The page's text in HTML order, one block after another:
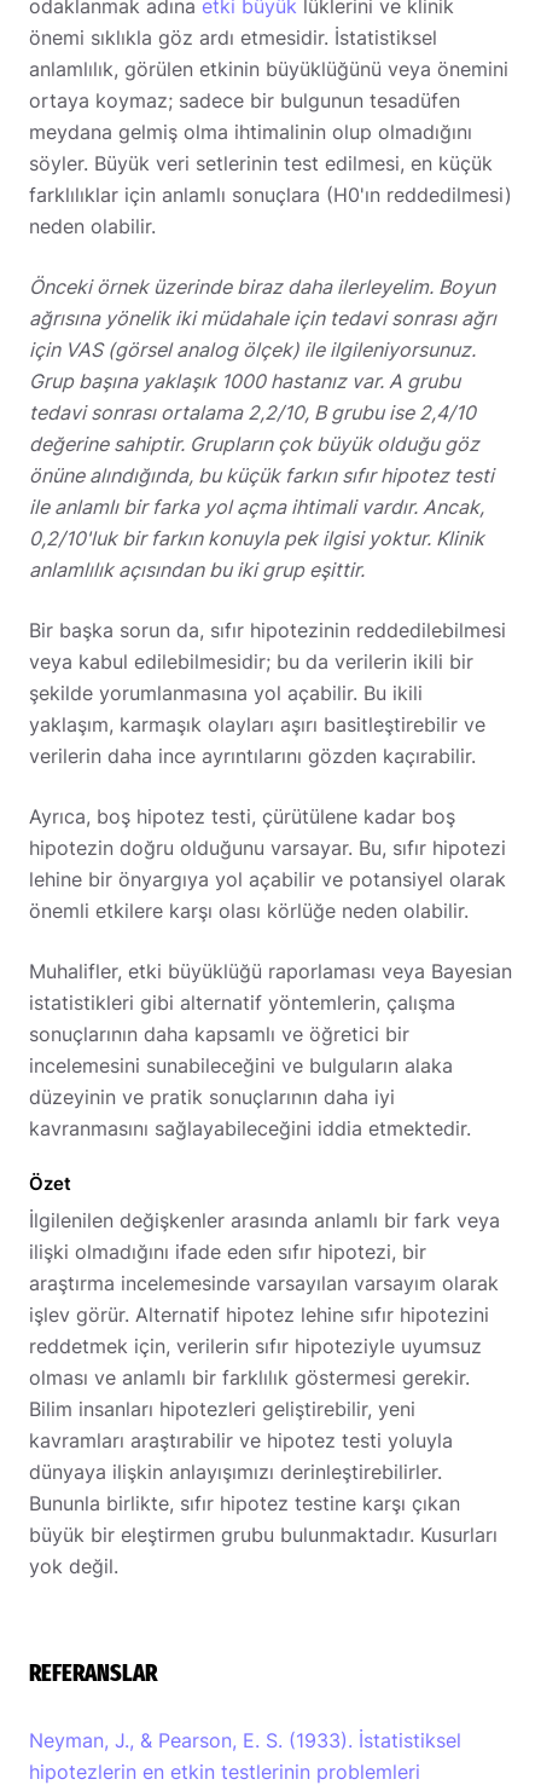
odaklanmak adına etki büyük lüklerini ve klinik
önemi sıklıkla göz ardı etmesidir. İstatistiksel
anlamlılık, görülen etkinin büyüklüğünü veya önemini
ortaya koymaz; sadece bir bulgunun tesadüfen
meydana gelmiş olma ihtimalinin olup olmadığını
söyler. Büyük veri setlerinin test edilmesi, en küçük
farklılıklar için anlamlı sonuçlara (H0'ın reddedilmesi)
neden olabilir.
Önceki örnek üzerinde biraz daha ilerleyelim. Boyun
ağrısına yönelik iki müdahale için tedavi sonrası ağrı
için VAS (görsel analog ölçek) ile ilgileniyorsunuz.
Grup başına yaklaşık 1000 hastanız var. A grubu
tedavi sonrası ortalama 2,2/10, B grubu ise 2,4/10
değerine sahiptir. Grupların çok büyük olduğu göz
önüne alındığında, bu küçük farkın sıfır hipotez testi
ile anlamlı bir farka yol açma ihtimali vardır. Ancak,
0,2/10'luk bir farkın konuyla pek ilgisi yoktur. Klinik
anlamlılık açısından bu iki grup eşittir.
Bir başka sorun da, sıfır hipotezinin reddedilebilmesi
veya kabul edilebilmesidir; bu da verilerin ikili bir
şekilde yorumlanmasına yol açabilir. Bu ikili
yaklaşım, karmaşık olayları aşırı basitleştirebilir ve
verilerin daha ince ayrıntılarını gözden kaçırabilir.
Ayrıca, boş hipotez testi, çürütülene kadar boş
hipotezin doğru olduğunu varsayar. Bu, sıfır hipotezi
lehine bir önyargıya yol açabilir ve potansiyel olarak
önemli etkilere karşı olası körlüğe neden olabilir.
Muhalifler, etki büyüklüğü raporlaması veya Bayesian
istatistikleri gibi alternatif yöntemlerin, çalışma
sonuçlarının daha kapsamlı ve öğretici bir
incelemesini sunabileceğini ve bulguların alaka
düzeyinin ve pratik sonuçlarının daha iyi
kavranmasını sağlayabileceğini iddia etmektedir.
Özet
İlgilenilen değişkenler arasında anlamlı bir fark veya
ilişki olmadığını ifade eden sıfır hipotezi, bir
araştırma incelemesinde varsayılan varsayım olarak
işlev görür. Alternatif hipotez lehine sıfır hipotezini
reddetmek için, verilerin sıfır hipoteziyle uyumsuz
olması ve anlamlı bir farklılık göstermesi gerekir.
Bilim insanları hipotezleri geliştirebilir, yeni
kavramları araştırabilir ve hipotez testi yoluyla
dünyaya ilişkin anlayışımızı derinleştirebilirler.
Bununla birlikte, sıfır hipotez testine karşı çıkan
büyük bir eleştirmen grubu bulunmaktadır. Kusurları
yok değil.
REFERANSLAR
Neyman, J., & Pearson, E. S. (1933). İstatistiksel
hipotezlerin en etkin testlerinin problemleri